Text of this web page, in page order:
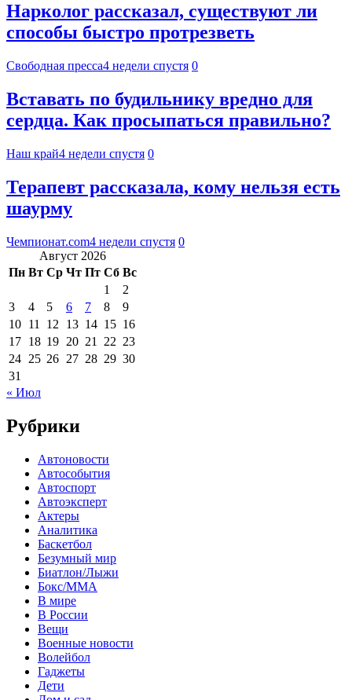
Нарколог рассказал, существуют ли
способы быстро протрезветь
Свободная пресса4 недели спустя 0
Вставать по будильнику вредно для
сердца. Как просыпаться правильно?
Наш край4 недели спустя 0
Терапевт рассказала, кому нельзя есть
шаурму
Чемпионат.com4 недели спустя 0
Август 2026
Пн Вт Ср Чт Пт Сб Вс
1
2
3
4 5 6 7 8
9
10 11 12 13 14 15 16
17 18 19 20 21 22 23
24 25 26 27 28 29 30
31
« Июл
Рубрики
Автоновости
Автособытия
Автоспорт
Автоэксперт
Актеры
Аналитика
Баскетбол
Безумный мир
Биатлон/Лыжи
Бокс/MMA
В мире
В России
Вещи
Военные новости
Волейбол
Гаджеты
Дети